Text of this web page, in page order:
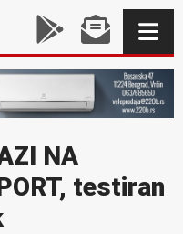
NA
testiran